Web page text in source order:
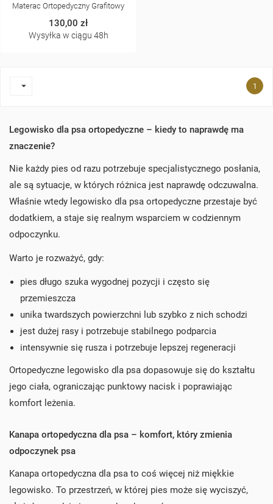
Materac Ortopedyczny Grafitowy
130,00 zł
Wysyłka w ciągu 48h
 1
Legowisko dla psa ortopedyczne – kiedy to naprawdę ma
znaczenie?
Nie każdy pies od razu potrzebuje specjalistycznego posłania,
ale są sytuacje, w których różnica jest naprawdę odczuwalna.
Właśnie wtedy legowisko dla psa ortopedyczne przestaje być
dodatkiem, a staje się realnym wsparciem w codziennym
odpoczynku.
Warto je rozważyć, gdy:
pies długo szuka wygodnej pozycji i często się
przemieszcza
unika twardszych powierzchni lub szybko z nich schodzi
jest dużej rasy i potrzebuje stabilnego podparcia
intensywnie się rusza i potrzebuje lepszej regeneracji
Ortopedyczne legowisko dla psa dopasowuje się do kształtu
jego ciała, ograniczając punktowy nacisk i poprawiając
komfort leżenia.
Kanapa ortopedyczna dla psa – komfort, który zmienia
odpoczynek psa
Kanapa ortopedyczna dla psa to coś więcej niż miękkie
legowisko. To przestrzeń, w której pies może się wyciszyć,